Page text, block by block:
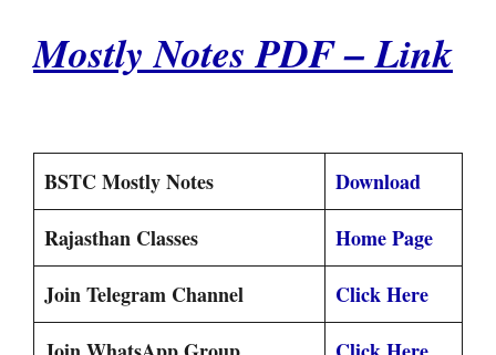
Mostly Notes PDF – Link
BSTC Mostly Notes
Download
Rajasthan Classes
Home Page
Join Telegram Channel
Click Here